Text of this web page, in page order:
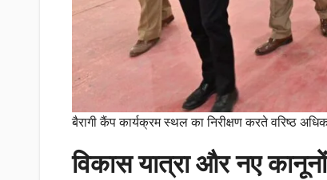
बैरागी कैंप कार्यक्रम स्थल का निरीक्षण करते वरिष्ठ
विकास यात्रा और नए कानूनों